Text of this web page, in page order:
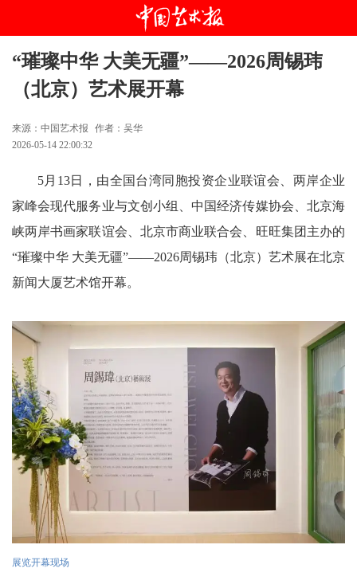
“璀璨中华 大美无疆”——2026周锡玮
（北京）艺术展开幕
来源：中国艺术报
作者：吴华
2026-05-14 22:00:32
5月13日，由全国台湾同胞投资企业联谊会、两岸企业
家峰会现代服务业与文创小组、中国经济传媒协会、北京海
峡两岸书画家联谊会、北京市商业联合会、旺旺集团主办的
“璀璨中华 大美无疆”——2026周锡玮（北京）艺术展在北京
新闻大厦艺术馆开幕。
展览开幕现场